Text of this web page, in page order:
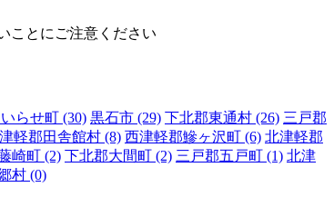
ことにご注意ください
いらせ町 (30) 黒石市 (29) 下北郡東通村 (26) 三戸郡
軽郡田舎館村 (8) 西津軽郡鰺ヶ沢町 (6) 北津軽郡
崎町 (2) 下北郡大間町 (2) 三戸郡五戸町 (1) 北津
村 (0)